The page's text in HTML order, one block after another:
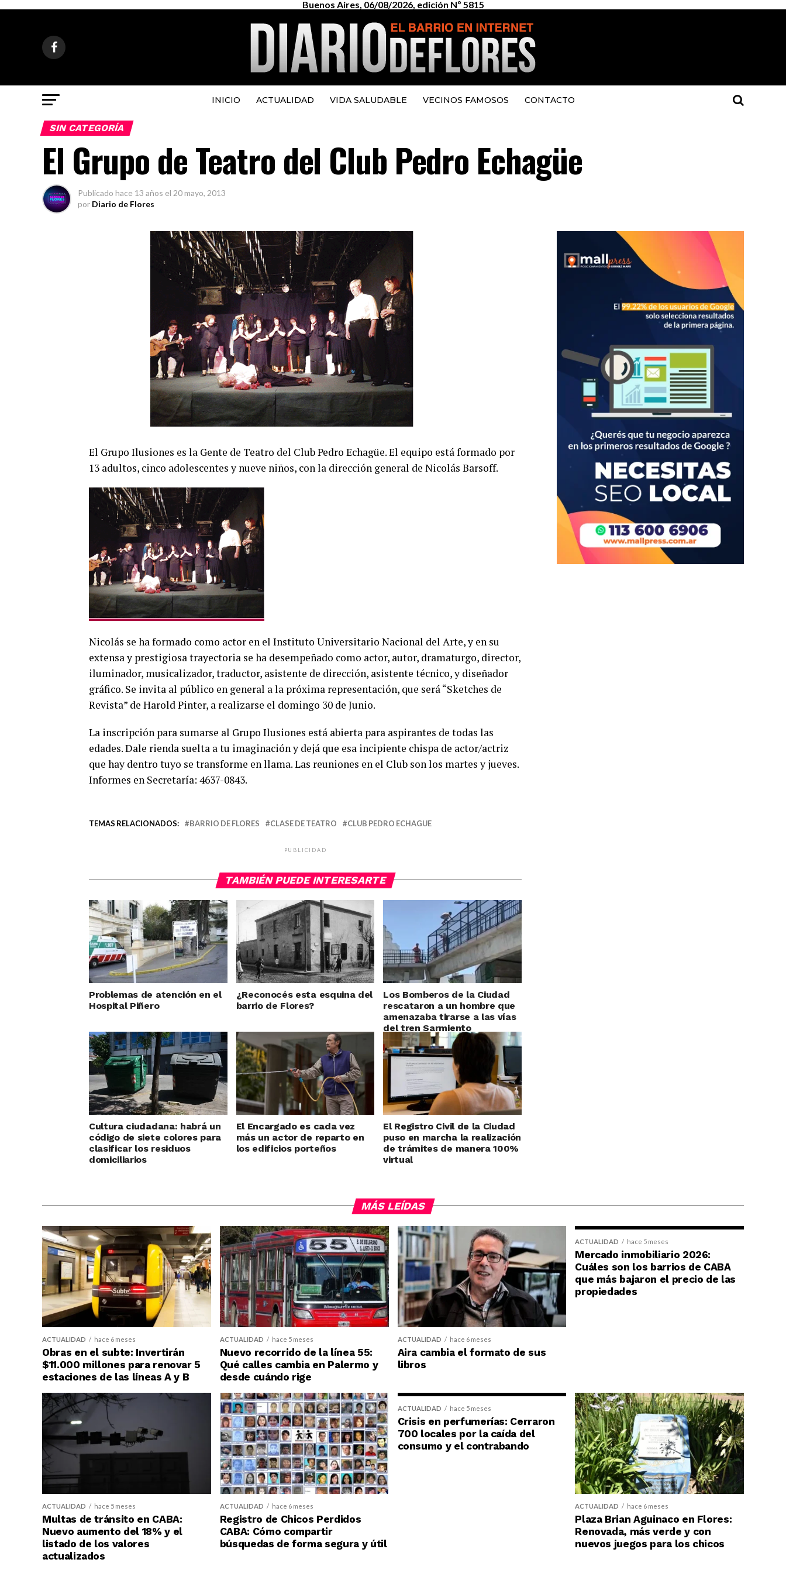
Buenos Aires, 06/08/2026, edición Nº 5815
INICIO ACTUALIDAD VIDA SALUDABLE VECINOS FAMOSOS CONTACTO
SIN CATEGORÍA
El Grupo de Teatro del Club Pedro Echagüe
Publicado hace 13 años el 20 mayo, 2013
por Diario de Flores
El Grupo Ilusiones es la Gente de Teatro del Club Pedro Echagüe. El equipo está formado por
13 adultos, cinco adolescentes y nueve niños, con la dirección general de Nicolás Barsoff.
Nicolás se ha formado como actor en el Instituto Universitario Nacional del Arte, y en su
extensa y prestigiosa trayectoria se ha desempeñado como actor, autor, dramaturgo, director,
iluminador, musicalizador, traductor, asistente de dirección, asistente técnico, y diseñador
gráfico. Se invita al público en general a la próxima representación, que será “Sketches de
Revista” de Harold Pinter, a realizarse el domingo 30 de Junio.
La inscripción para sumarse al Grupo Ilusiones está abierta para aspirantes de todas las
edades. Dale rienda suelta a tu imaginación y dejá que esa incipiente chispa de actor/actriz
que hay dentro tuyo se transforme en llama. Las reuniones en el Club son los martes y jueves.
Informes en Secretaría: 4637-0843.
TEMAS RELACIONADOS: BARRIO DE FLORES CLASE DE TEATRO CLUB PEDRO ECHAGUE
PUBLICIDAD
TAMBIÉN PUEDE INTERESARTE
Problemas de atención en el
Hospital Piñero
¿Reconocés esta esquina del
barrio de Flores?
Los Bomberos de la Ciudad
rescataron a un hombre que
amenazaba tirarse a las vías
del tren Sarmiento
Cultura ciudadana: habrá un
código de siete colores para
clasificar los residuos
domiciliarios
El Encargado es cada vez
más un actor de reparto en
los edificios porteños
El Registro Civil de la Ciudad
puso en marcha la realización
de trámites de manera 100%
virtual
MÁS LEÍDAS
ACTUALIDAD hace 6 meses
Obras en el subte: Invertirán
$11.000 millones para renovar 5
estaciones de las líneas A y B
ACTUALIDAD hace 5 meses
Nuevo recorrido de la línea 55:
Qué calles cambia en Palermo y
desde cuándo rige
ACTUALIDAD hace 6 meses
Aira cambia el formato de sus
libros
ACTUALIDAD hace 5 meses
Mercado inmobiliario 2026:
Cuáles son los barrios de CABA
que más bajaron el precio de las
propiedades
ACTUALIDAD hace 5 meses
Multas de tránsito en CABA:
Nuevo aumento del 18% y el
listado de los valores
actualizados
ACTUALIDAD hace 6 meses
Registro de Chicos Perdidos
CABA: Cómo compartir
búsquedas de forma segura y útil
ACTUALIDAD hace 5 meses
Crisis en perfumerías: Cerraron
700 locales por la caída del
consumo y el contrabando
ACTUALIDAD hace 6 meses
Plaza Brian Aguinaco en Flores:
Renovada, más verde y con
nuevos juegos para los chicos